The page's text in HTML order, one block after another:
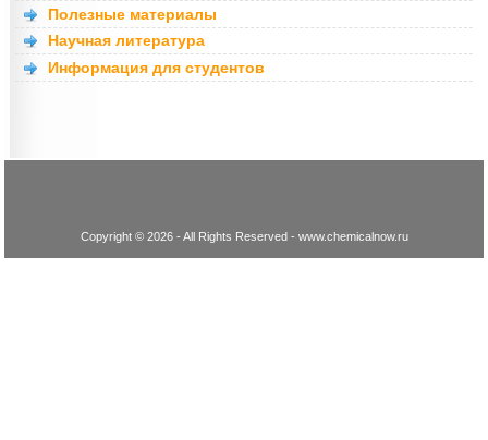
Полезные материалы
Научная литература
Информация для студентов
Copyright © 2026 - All Rights Reserved - www.chemicalnow.ru